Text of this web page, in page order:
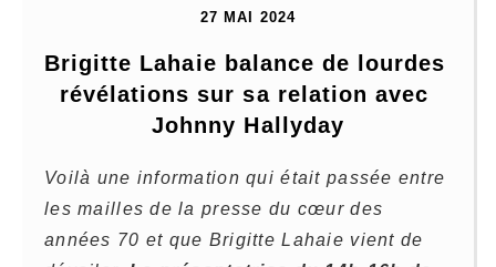
27 MAI 2024
Brigitte Lahaie balance de lourdes
révélations sur sa relation avec
Johnny Hallyday
Voilà une information qui était passée entre
les mailles de la presse du cœur des
années 70 et que Brigitte Lahaie vient de